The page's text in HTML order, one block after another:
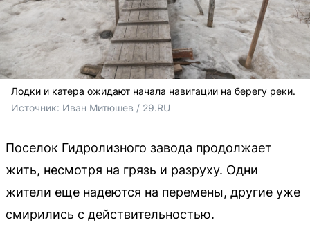
Лодки и катера ожидают начала навигации на берегу реки.
Источник: Иван Митюшев / 29.RU
Поселок Гидролизного завода продолжает
жить, несмотря на грязь и разруху. Одни
жители еще надеются на перемены, другие уже
смирились с действительностью.